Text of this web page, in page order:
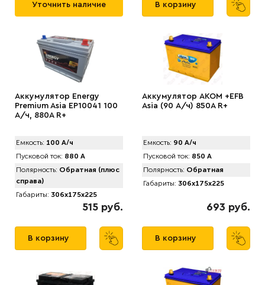
Уточнить наличие В корзину
Аккумулятор Energy
Premium Asia EP10041 100
А/ч, 880A R+
Емкость: 100 А/ч
Пусковой ток: 880 А
Полярность: Обратная (плюс
справа)
Габариты: 306x175x225
515 руб.
В корзину
Аккумулятор AKOM +EFB
Asia (90 А/ч) 850A R+
Емкость: 90 А/ч
Пусковой ток: 850 А
Полярность: Обратная
Габариты: 306x175x225
693 руб.
В корзину